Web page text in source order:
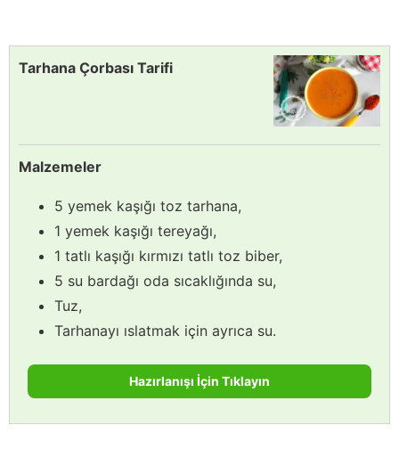
Tarhana Çorbası Tarifi
Malzemeler
5 yemek kaşığı toz tarhana,
1 yemek kaşığı tereyağı,
1 tatlı kaşığı kırmızı tatlı toz biber,
5 su bardağı oda sıcaklığında su,
Tuz,
Tarhanayı ıslatmak için ayrıca su.
Hazırlanışı İçin Tıklayın